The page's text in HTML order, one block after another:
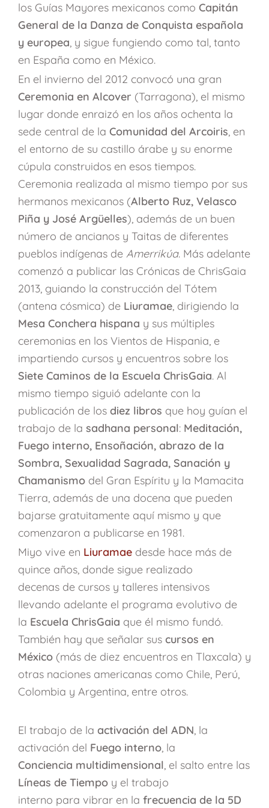
los Guías Mayores mexicanos como Capitán
General de la Danza de Conquista española
y europea, y sigue fungiendo como tal, tanto
en España como en México.
En el invierno del 2012 convocó una gran
Ceremonia en Alcover (Tarragona), el mismo
lugar donde enraizó en los años ochenta la
sede central de la Comunidad del Arcoiris, en
el entorno de su castillo árabe y su enorme
cúpula construidos en esos tiempos.
Ceremonia realizada al mismo tiempo por sus
hermanos mexicanos (Alberto Ruz, Velasco
Piña y José Argüelles), además de un buen
número de ancianos y Taitas de diferentes
pueblos indígenas de Amerrikúa. Más adelante
comenzó a publicar las Crónicas de ChrisGaia
2013, guiando la construcción del Tótem
(antena cósmica) de Liuramae, dirigiendo la
Mesa Conchera hispana y sus múltiples
ceremonias en los Vientos de Hispania, e
impartiendo cursos y encuentros sobre los
Siete Caminos de la Escuela ChrisGaia. Al
mismo tiempo siguió adelante con la
publicación de los diez libros que hoy guían el
trabajo de la sadhana personal: Meditación,
Fuego interno, Ensoñación, abrazo de la
Sombra, Sexualidad Sagrada, Sanación y
Chamanismo del Gran Espíritu y la Mamacita
Tierra, además de una docena que pueden
bajarse gratuitamente aquí mismo y que
comenzaron a publicarse en 1981.
Miyo vive en Liuramae desde hace más de
quince años, donde sigue realizado
decenas de cursos y talleres intensivos
llevando adelante el programa evolutivo de
la Escuela ChrisGaia que él mismo fundó.
También hay que señalar sus cursos en
México (más de diez encuentros en Tlaxcala) y
otras naciones americanas como Chile, Perú,
Colombia y Argentina, entre otros.
El trabajo de la activación del ADN, la
activación del Fuego interno, la
Conciencia multidimensional, el salto entre las
Líneas de Tiempo y el trabajo
interno para vibrar en la frecuencia de la 5D